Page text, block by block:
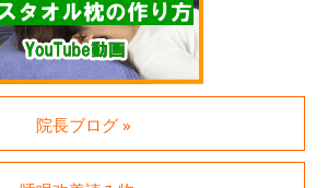
院長ブログ »